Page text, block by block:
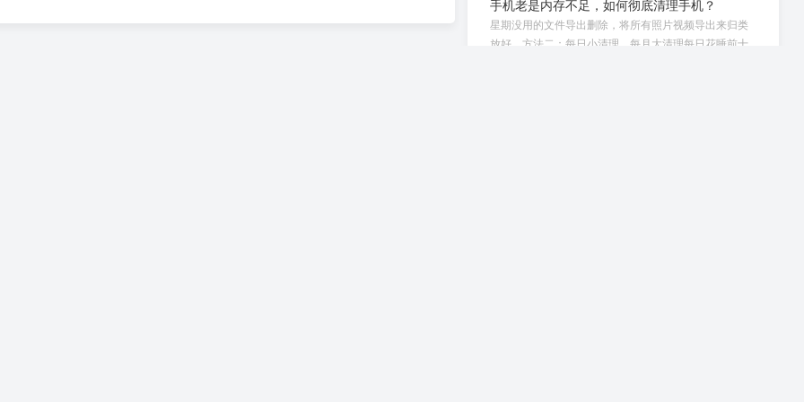
手机老是内存不足，如何彻底清理手机？
星期没用的文件导出删除，将所有照片视频导出来归类
放好。方法二：每日小清理，每月大清理每日花睡前十